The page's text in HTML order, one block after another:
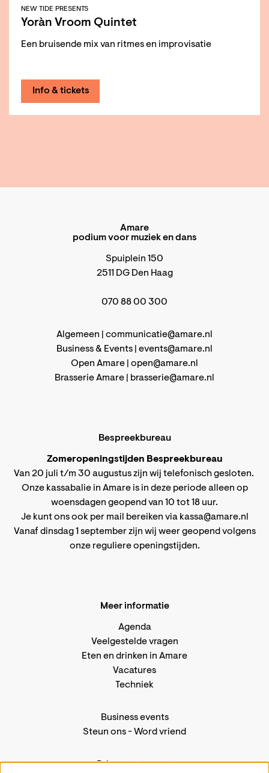
Yoràn Vroom Quintet
Een bruisende mix van ritmes en improvisatie
NEW TIDE PRESENTS
Info & tickets
Amare
podium voor muziek en dans
Spuiplein 150
2511 DG Den Haag
070 88 00 300
Algemeen | communicatie@amare.nl
Business & Events | events@amare.nl
Open Amare | open@amare.nl
Brasserie Amare |
brasserie@amare.nl
Bespreekbureau
Zomeropeningstijden Bespreekbureau
Van 20 juli t/m 30 augustus zijn wij telefonisch gesloten.
Onze kassabalie in Amare is in deze periode alleen op
woensdagen geopend van 10 tot 18 uur.
Je kunt ons ook per mail bereiken via kassa@amare.nl
Vanaf dinsdag 1 september zijn wij weer geopend volgens
onze reguliere openingstijden.
Meer informatie
Agenda
Veelgestelde vragen
Eten en drinken in Amare
Vacatures
Techniek
Business events
Steun ons-Word vriend
Privacystatement